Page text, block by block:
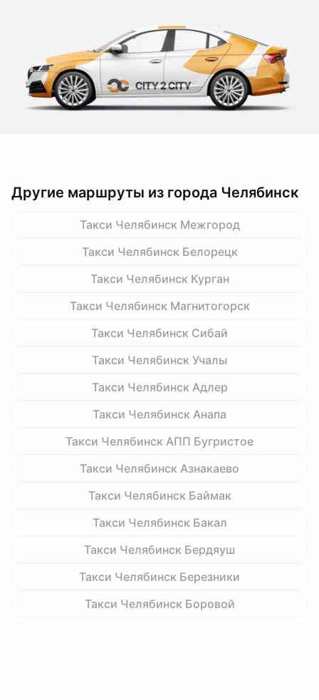
Другие маршруты из города Челябинск
Такси Челябинск Межгород
Такси Челябинск Белорецк
Такси Челябинск Курган
Такси Челябинск Магнитогорск
Такси Челябинск Сибай
Такси Челябинск Учалы
Такси Челябинск Адлер
Такси Челябинск Анапа
Такси Челябинск АПП Бугристое
Такси Челябинск Азнакаево
Такси Челябинск Баймак
Такси Челябинск Бакал
Такси Челябинск Бердяуш
Такси Челябинск Березники
Такси Челябинск Боровой